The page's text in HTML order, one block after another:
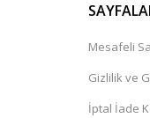
Mesafeli
Gizlilik ve
İptal İade